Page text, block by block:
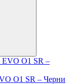
O1 SR – Черни